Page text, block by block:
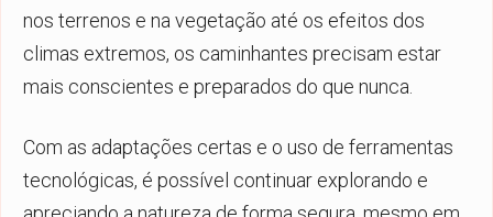
nos terrenos e na vegetação até os efeitos dos
climas extremos, os caminhantes precisam estar
mais conscientes e preparados do que nunca.
Com as adaptações certas e o uso de ferramentas
tecnológicas, é possível continuar explorando e